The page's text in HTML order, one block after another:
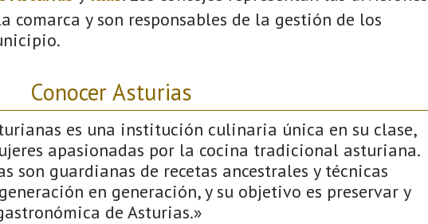
y son responsables de la gestión de los
Conocer Asturias
es una institución culinaria única en su clase,
apasionadas por la cocina tradicional asturiana.
son guardianas de recetas ancestrales y técnicas
en generación, y su objetivo es preservar y
de Asturias.»